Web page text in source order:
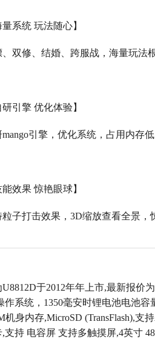
量系统 玩法随心】
、双修、结婚、跨服战，海量玩法
研引擎 优化体验】
mango引擎，优化系统，占用内存低
能效果 惊艳眼球】
粒子打击效果，3D缩放查看全景，
U8812D于2012年年上市,最新报价
作系统，1350毫安时锂电池电池容
机身内存,MicroSD (TransFlash),支
,支持 电容屏 支持多触摸屏,4英寸